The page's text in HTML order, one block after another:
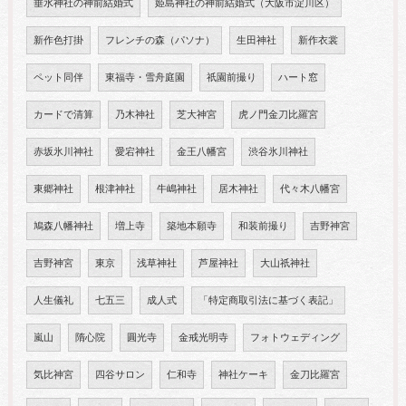
垂水神社の神前結婚式 姫島神社の神前結婚式（大阪市淀川区）
新作色打掛 フレンチの森（パソナ） 生田神社 新作衣裳
ペット同伴 東福寺・雪舟庭園 祇園前撮り ハート窓
カードで清算 乃木神社 芝大神宮 虎ノ門金刀比羅宮
赤坂氷川神社 愛宕神社 金王八幡宮 渋谷氷川神社
東郷神社 根津神社 牛嶋神社 居木神社 代々木八幡宮
鳩森八幡神社 増上寺 築地本願寺 和装前撮り 吉野神宮
吉野神宮 東京 浅草神社 芦屋神社 大山祇神社
人生儀礼 七五三 成人式 「特定商取引法に基づく表記」
嵐山 隋心院 圓光寺 金戒光明寺 フォトウェディング
気比神宮 四谷サロン 仁和寺 神社ケーキ 金刀比羅宮